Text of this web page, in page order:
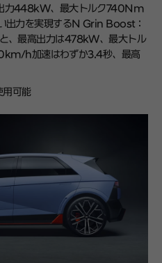
力448kW、最大トルク740Nm
出力を実現するN Grin Boost：
、最高出力は478kW、最大トル
h加速はわずか3.4秒、最高
用可能